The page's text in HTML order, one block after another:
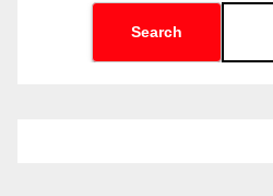
Search